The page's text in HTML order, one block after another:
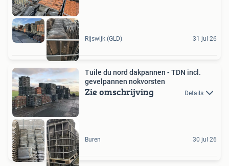
Rijswijk (GLD) 31 jul 26
Tuile du nord dakpannen - TDN incl.
gevelpannen nokvorsten
Zie omschrijving Details
Buren 30 jul 26